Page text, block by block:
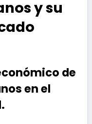
y su
de
en el